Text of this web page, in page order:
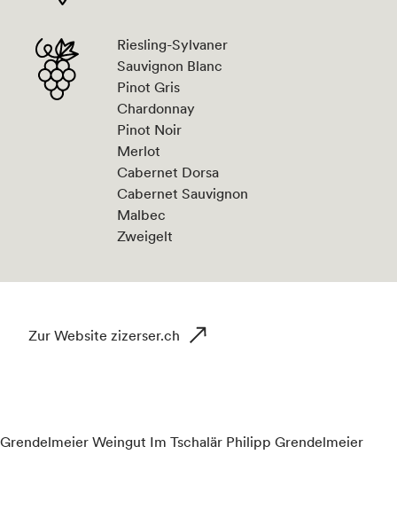
Riesling-Sylvaner
Sauvignon Blanc
Pinot Gris
Chardonnay
Pinot Noir
Merlot
Cabernet Dorsa
Cabernet Sauvignon
Malbec
Zweigelt
Zur Website zizerser.ch
Grendelmeier Weingut Im Tschalär Philipp Grendelmeier